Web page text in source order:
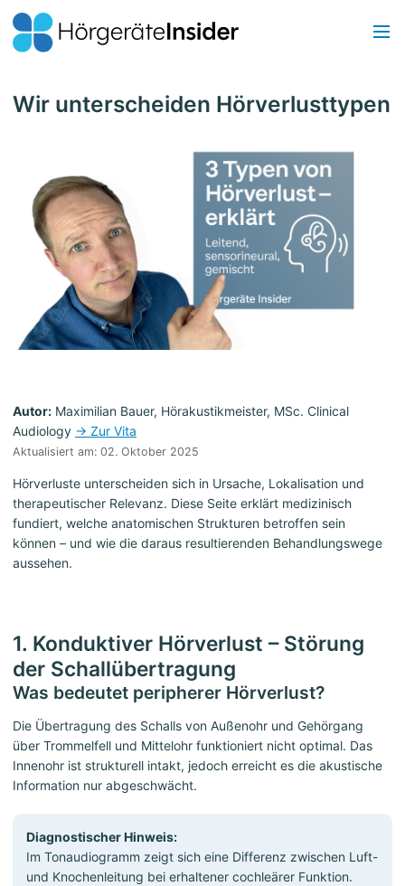
Wir unterscheiden Hörverlusttypen
Autor: Maximilian Bauer, Hörakustikmeister, MSc. Clinical
Audiology → Zur Vita
Aktualisiert am: 02. Oktober 2025
Hörverluste unterscheiden sich in Ursache, Lokalisation und
therapeutischer Relevanz. Diese Seite erklärt medizinisch
fundiert, welche anatomischen Strukturen betroffen sein
können – und wie die daraus resultierenden Behandlungswege
aussehen.
1. Konduktiver Hörverlust – Störung
der Schallübertragung
Was bedeutet peripherer Hörverlust?
Die Übertragung des Schalls von Außenohr und Gehörgang
über Trommelfell und Mittelohr funktioniert nicht optimal. Das
Innenohr ist strukturell intakt, jedoch erreicht es die akustische
Information nur abgeschwächt.
Diagnostischer Hinweis:
Im Tonaudiogramm zeigt sich eine Differenz zwischen Luft-
und Knochenleitung bei erhaltener cochleärer Funktion.